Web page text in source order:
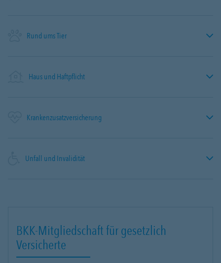
Rund ums Tier
Haus und Haftpflicht
Krankenzusatzversicherung
Unfall und Invalidität
BKK-Mitgliedschaft für gesetzlich
Versicherte